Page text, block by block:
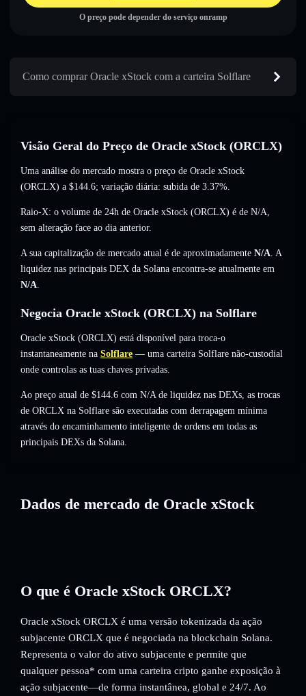
O preço pode depender do serviço onramp
Como comprar Oracle xStock com a carteira Solflare
Visão Geral do Preço de Oracle xStock (ORCLX)
Uma análise do mercado mostra o preço de Oracle xStock
(ORCLX) a $144.6; variação diária: subida de 3.37%.
Raio-X: o volume de 24h de Oracle xStock (ORCLX) é de N/A,
sem alteração face ao dia anterior.
A sua capitalização de mercado atual é de aproximadamente N/A. A
liquidez nas principais DEX da Solana encontra-se atualmente em
N/A.
Negocia Oracle xStock (ORCLX) na Solflare
Oracle xStock (ORCLX) está disponível para troca-o
instantaneamente na Solflare — uma carteira Solflare não-custodial
onde controlas as tuas chaves privadas.
Ao preço atual de $144.6 com N/A de liquidez nas DEXs, as trocas
de ORCLX na Solflare são executadas com derrapagem mínima
através do encaminhamento inteligente de ordens em todas as
principais DEXs da Solana.
Dados de mercado de Oracle xStock
O que é Oracle xStock ORCLX?
Oracle xStock ORCLX é uma versão tokenizada da ação
subjacente ORCLX que é negociada na blockchain Solana.
Representa o valor do ativo subjacente e permite que
qualquer pessoa* com uma carteira cripto ganhe exposição à
ação subjacente—de forma instantânea, global e 24/7. Ao